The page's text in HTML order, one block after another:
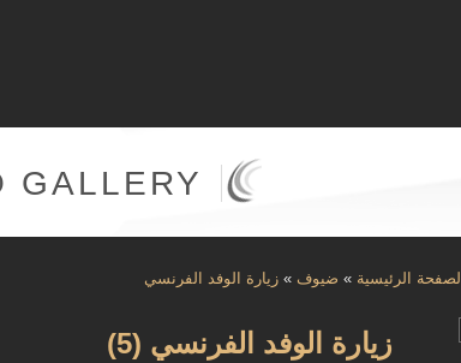
GALLERY
الصفحة الرئيسية » ضيوف » زيارة الوفد الفرنسي
زيارة الوفد الفرنسي (5)